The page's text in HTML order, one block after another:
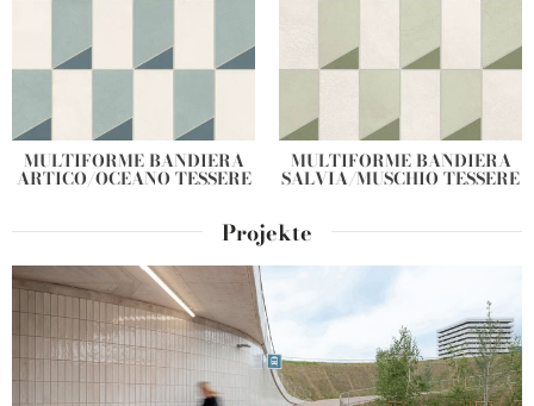
MULTIFORME BANDIERA
ARTICO/OCEANO TESSERE
MULTIFORME BANDIERA
SALVIA/MUSCHIO TESSERE
Projekte